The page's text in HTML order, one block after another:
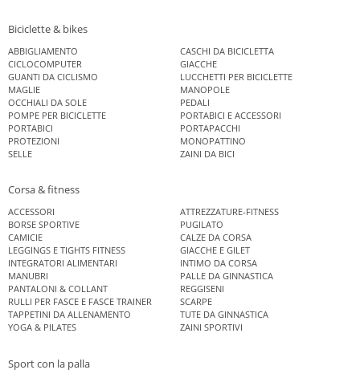
Biciclette & bikes
ABBIGLIAMENTO
CASCHI DA BICICLETTA
CICLOCOMPUTER
GIACCHE
GUANTI DA CICLISMO
LUCCHETTI PER BICICLETTE
MAGLIE
MANOPOLE
OCCHIALI DA SOLE
PEDALI
POMPE PER BICICLETTE
PORTABICI E ACCESSORI
PORTABICI
PORTAPACCHI
PROTEZIONI
MONOPATTINO
SELLE
ZAINI DA BICI
Corsa & fitness
ACCESSORI
ATTREZZATURE-FITNESS
BORSE SPORTIVE
PUGILATO
CAMICIE
CALZE DA CORSA
LEGGINGS E TIGHTS FITNESS
GIACCHE E GILET
INTEGRATORI ALIMENTARI
INTIMO DA CORSA
MANUBRI
PALLE DA GINNASTICA
PANTALONI & COLLANT
REGGISENI
RULLI PER FASCE E FASCE TRAINER
SCARPE
TAPPETINI DA ALLENAMENTO
TUTE DA GINNASTICA
YOGA & PILATES
ZAINI SPORTIVI
Sport con la palla